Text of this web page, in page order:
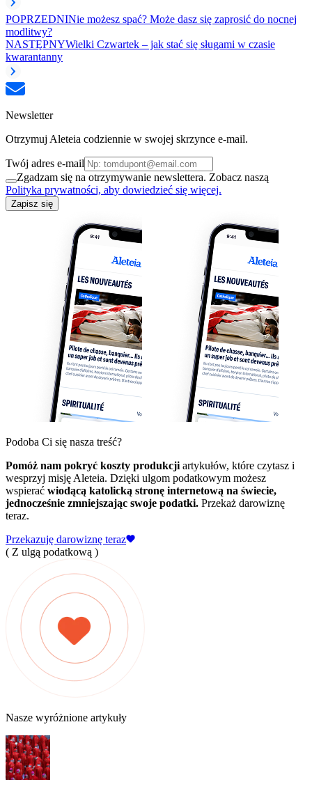
POPRZEDNINie możesz spać? Może dasz się zaprosić do nocnej
modlitwy?
NASTĘPNYWielki Czwartek – jak stać się sługami w czasie
kwarantanny
Newsletter
Otrzymuj Aleteia codziennie w swojej skrzynce e-mail.
Twój adres e-mail
Zgadzam się na otrzymywanie newslettera. Zobacz naszą
Polityka prywatności, aby dowiedzieć się więcej.
Zapisz się
Podoba Ci się nasza treść?
Pomóż nam pokryć koszty produkcji artykułów, które czytasz i
wesprzyj misję Aleteia. Dzięki ulgom podatkowym możesz
wspierać wiodącą katolicką stronę internetową na świecie,
jednocześnie zmniejszając swoje podatki. Przekaż darowiznę
teraz.
Przekazuję darowiznę teraz
( Z ulgą podatkową )
Nasze wyróżnione artykuły